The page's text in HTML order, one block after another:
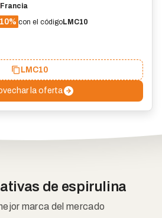
Francia
con el códigoLMC10
LMC10
la oferta
de espirulina
marca del mercado